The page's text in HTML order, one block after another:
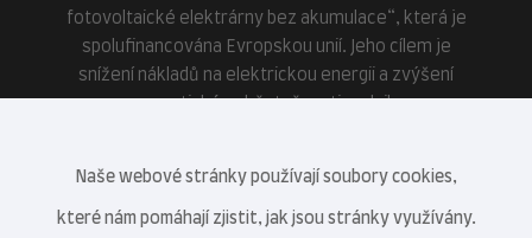
fotovoltaické elektrárny bez akumulace“, která je
spolufinancována Evropskou unií. Jeho cílem je
snížení nákladů na elektrickou energii a zvýšení
Naše webové stránky používají soubory cookies,
které nám pomáhají zjistit, jak jsou stránky využívány.